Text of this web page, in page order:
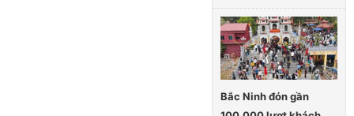
Bắc Ninh đón gần